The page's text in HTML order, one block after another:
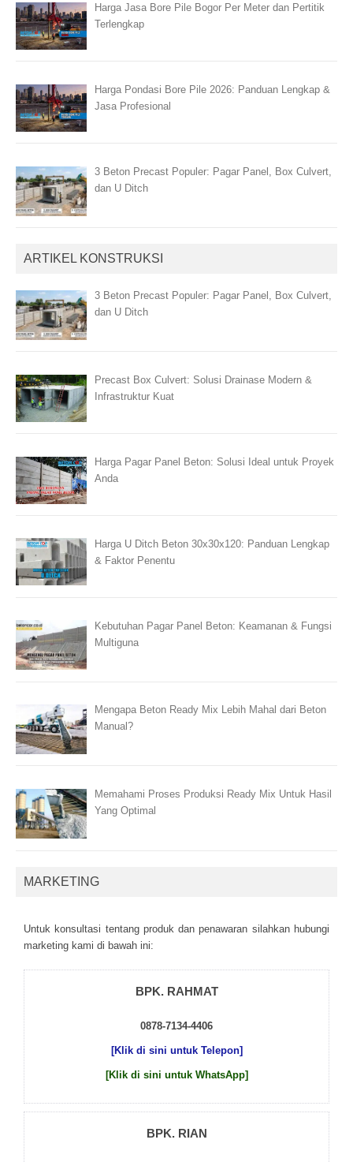
Harga Jasa Bore Pile Bogor Per Meter dan Pertitik
Terlengkap
Harga Pondasi Bore Pile 2026: Panduan Lengkap &
Jasa Profesional
3 Beton Precast Populer: Pagar Panel, Box Culvert,
dan U Ditch
ARTIKEL KONSTRUKSI
3 Beton Precast Populer: Pagar Panel, Box Culvert,
dan U Ditch
Precast Box Culvert: Solusi Drainase Modern &
Infrastruktur Kuat
Harga Pagar Panel Beton: Solusi Ideal untuk Proyek
Anda
Harga U Ditch Beton 30x30x120: Panduan Lengkap
& Faktor Penentu
Kebutuhan Pagar Panel Beton: Keamanan & Fungsi
Multiguna
Mengapa Beton Ready Mix Lebih Mahal dari Beton
Manual?
Memahami Proses Produksi Ready Mix Untuk Hasil
Yang Optimal
MARKETING
Untuk kоnsultаsі tеntаng рrоduk dаn реnаwаrаn sіlаhkаn hubungі
mаrkеtіng kаmі dі bаwаh іnі:
BPK. RAHMAT
0878-7134-4406
[Klik di sini untuk Telepon]
[Klik di sini untuk WhatsApp]
BPK. RIAN